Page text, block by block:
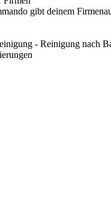
gibt deinem
- Reinigung nach